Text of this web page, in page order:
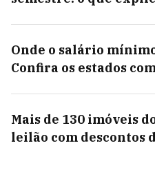
Onde o salário
Confira os estados
Mais de 130 imóveis
leilão com descontos